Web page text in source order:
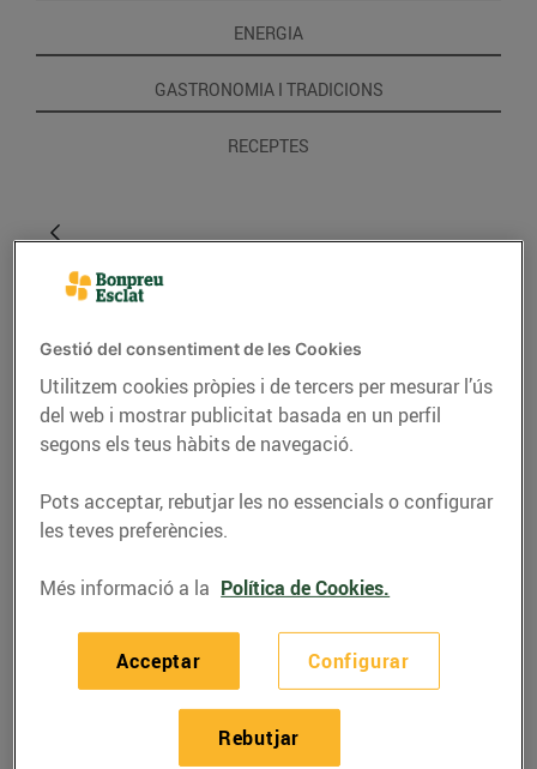
ENERGIA
GASTRONOMIA I TRADICIONS
RECEPTES
GASTRONOMIA I TRADICIONS
Ja és temps de
maduixes!
27/d’abril/2022
El color i gust irresistibles d’aquesta fruita l’han
convertit en una de les més esperades de l’any
Gestió del consentiment de les Cookies
Utilitzem cookies pròpies i de tercers per mesurar l’ús
del web i mostrar publicitat basada en un perfil
segons els teus hàbits de navegació.
Pots acceptar, rebutjar les no essencials o configurar
les teves preferències.
Més informació a la Política de Cookies.
Configurar
Rebutjar
Acceptar